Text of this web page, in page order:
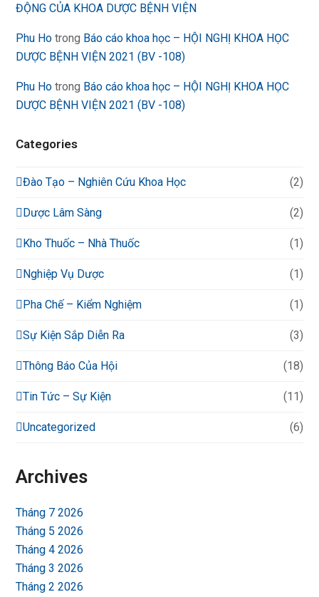
ĐỘNG CỦA KHOA DƯỢC BỆNH VIỆN
Phu Ho trong Báo cáo khoa học – HỘI NGHỊ KHOA HỌC
DƯỢC BỆNH VIỆN 2021 (BV -108)
Phu Ho trong Báo cáo khoa học – HỘI NGHỊ KHOA HỌC
DƯỢC BỆNH VIỆN 2021 (BV -108)
Categories
Đào Tạo – Nghiên Cứu Khoa Học (2)
Dược Lâm Sàng (2)
Kho Thuốc – Nhà Thuốc (1)
Nghiệp Vụ Dược (1)
Pha Chế – Kiểm Nghiệm (1)
Sự Kiện Sắp Diễn Ra (3)
Thông Báo Của Hội (18)
Tin Tức – Sự Kiện (11)
Uncategorized (6)
Archives
Tháng 7 2026
Tháng 5 2026
Tháng 4 2026
Tháng 3 2026
Tháng 2 2026